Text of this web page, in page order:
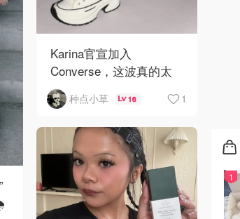
Karina官宣加入
Converse，这波真的太
配了🖤👟
种点小草 16 1